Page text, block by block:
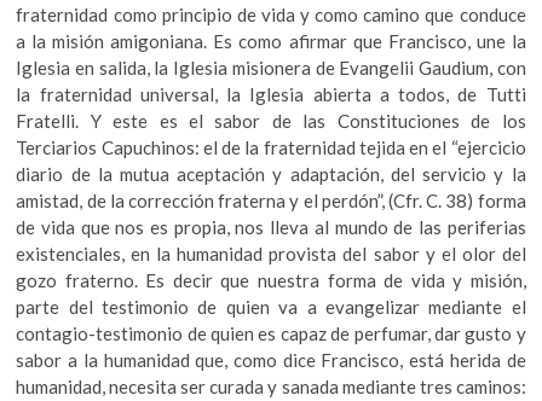
fraternidad como principio de vida y como camino que conduce
a la misión amigoniana. Es como afirmar que Francisco, une la
Iglesia en salida, la Iglesia misionera de Evangelii Gaudium, con
la fraternidad universal, la Iglesia abierta a todos, de Tutti
Fratelli. Y este es el sabor de las Constituciones de los
Terciarios Capuchinos: el de la fraternidad tejida en el “ejercicio
diario de la mutua aceptación y adaptación, del servicio y la
amistad, de la corrección fraterna y el perdón”, (Cfr. C. 38) forma
de vida que nos es propia, nos lleva al mundo de las periferias
existenciales, en la humanidad provista del sabor y el olor del
gozo fraterno. Es decir que nuestra forma de vida y misión,
parte del testimonio de quien va a evangelizar mediante el
contagio-testimonio de quien es capaz de perfumar, dar gusto y
sabor a la humanidad que, como dice Francisco, está herida de
humanidad, necesita ser curada y sanada mediante tres caminos: